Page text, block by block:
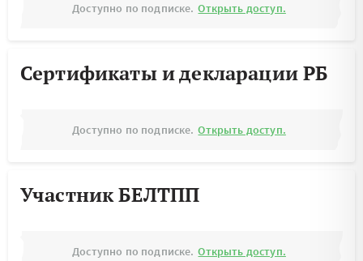
Доступно по подписке. Открыть доступ.
Сертификаты и декларации РБ
Доступно по подписке. Открыть доступ.
Участник БЕЛТПП
Доступно по подписке. Открыть доступ.